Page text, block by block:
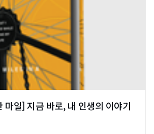
마일] 지금 바로, 내 인생의 이야기